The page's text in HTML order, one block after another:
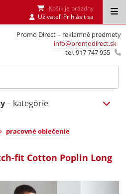
Promo Direct – reklamné predmety
info@promodirect.sk
tel. 917 747 955
Košík je prázdny
Uživateľ: Prihlásiť sa
– kategórie
pracovné oblečenie
fit Cotton Poplin Long